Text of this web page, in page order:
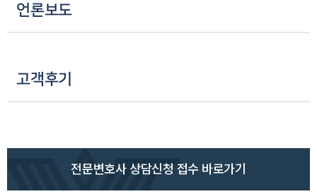
언론보도
고객후기
전문변호사 상담신청 접수 바로가기